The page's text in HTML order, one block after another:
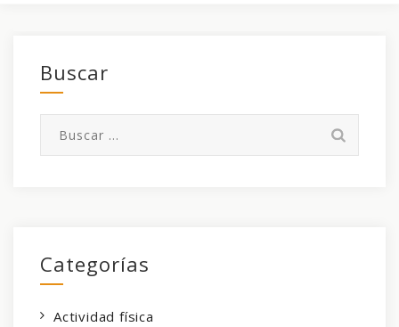
Buscar
Categorías
Actividad física